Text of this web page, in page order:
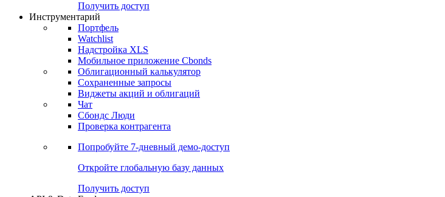
Получить доступ
Инструментарий
Портфель
Watchlist
Надстройка XLS
Мобильное приложение Cbonds
Облигационный калькулятор
Сохраненные запросы
Виджеты акций и облигаций
Чат
Сбондс Люди
Проверка контрагента
Попробуйте 7-дневный демо-доступ
Откройте глобальную базу данных
Получить доступ